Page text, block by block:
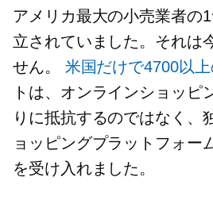
アメリカ最大の小売業者の
立されていました。それは
せん。 米国だけで4700以上
トは、オンラインショッピ
りに抵抗するのではなく、
ョッピングプラットフォー
を受け入れました。